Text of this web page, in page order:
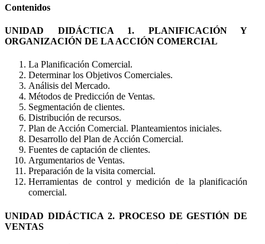
Contenidos
UNIDAD DIDÁCTICA 1. PLANIFICACIÓN Y
ORGANIZACIÓN DE LA ACCIÓN COMERCIAL
La Planificación Comercial.
Determinar los Objetivos Comerciales.
Análisis del Mercado.
Métodos de Predicción de Ventas.
Segmentación de clientes.
Distribución de recursos.
Plan de Acción Comercial. Planteamientos iniciales.
Desarrollo del Plan de Acción Comercial.
Fuentes de captación de clientes.
Argumentarios de Ventas.
Preparación de la visita comercial.
Herramientas de control y medición de la planificación
comercial.
UNIDAD DIDÁCTICA 2. PROCESO DE GESTIÓN DE
VENTAS